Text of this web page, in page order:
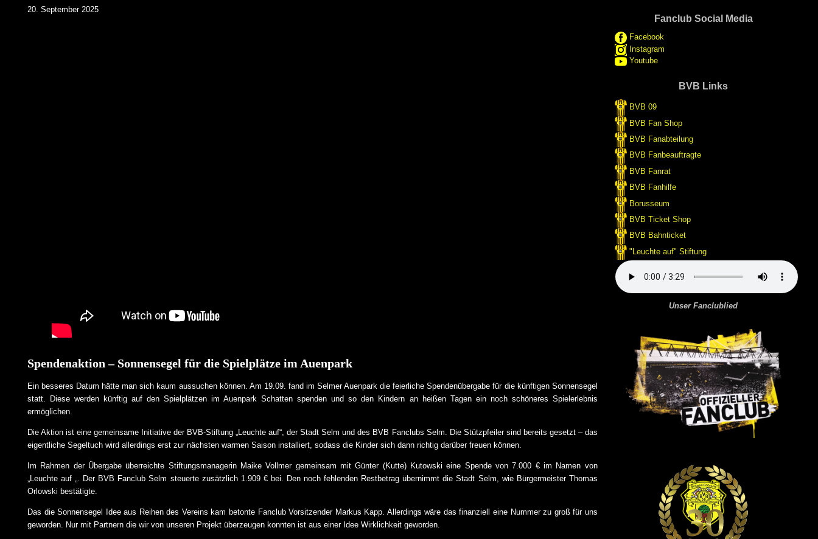
20. September 2025
Spendenaktion – Sonnensegel für die Spielplätze im Auenpark
Ein besseres Datum hätte man sich kaum aussuchen können. Am 19.09. fand im Selmer Auenpark die feierliche Spendenübergabe für die künftigen Sonnensegel
statt. Diese werden künftig auf den Spielplätzen im Auenpark Schatten spenden und so den Kindern an heißen Tagen ein noch schöneres Spielerlebnis
ermöglichen.
Die Aktion ist eine gemeinsame Initiative der BVB-Stiftung „Leuchte auf“, der Stadt Selm und des BVB Fanclubs Selm. Die Stützpfeiler sind bereits gesetzt – das
eigentliche Segeltuch wird allerdings erst zur nächsten warmen Saison installiert, sodass die Kinder sich dann richtig darüber freuen können.
Im Rahmen der Übergabe überreichte Stiftungsmanagerin Maike Vollmer gemeinsam mit Günter (Kutte) Kutowski eine Spende von 7.000 € im Namen von
„Leuchte auf „. Der BVB Fanclub Selm steuerte zusätzlich 1.909 € bei. Den noch fehlenden Restbetrag übernimmt die Stadt Selm, wie Bürgermeister Thomas
Orlowski bestätigte.
Das die Sonnensegel Idee aus Reihen des Vereins kam betonte Fanclub Vorsitzender Markus Kapp. Allerdings wäre das finanziell eine Nummer zu groß für uns
geworden. Nur mit Partnern die wir von unseren Projekt überzeugen konnten ist aus einer Idee Wirklichkeit geworden.
Fanclub Social Media
Facebook
Instagram
Youtube
BVB Links
BVB 09
BVB Fan Shop
BVB Fanabteilung
BVB Fanbeauftragte
BVB Fanrat
BVB Fanhilfe
Borusseum
BVB Ticket Shop
BVB Bahnticket
"Leuchte auf" Stiftung
Unser Fanclublied